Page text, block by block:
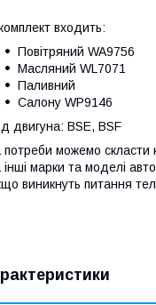
входить:
Повітряний WA9756
Масляний WL7071
Паливний
Салону WP9146
двигуна: BSE, BSF
потреби можемо скласти
інші марки та моделі
виникнуть питання